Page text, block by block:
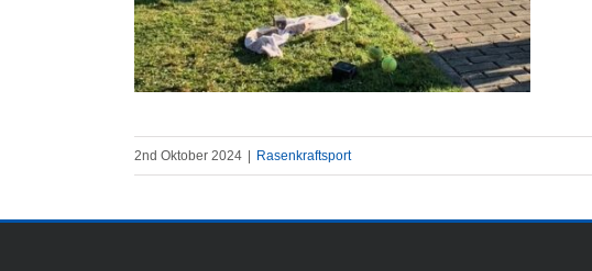
2nd Oktober 2024 Rasenkraftsport